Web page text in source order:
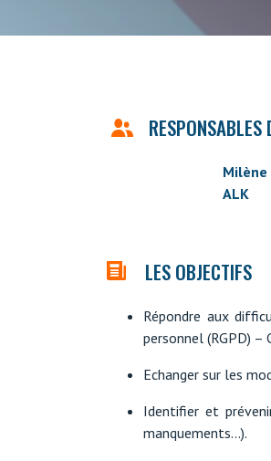
RESPONSABLES
Milène
ALK
LES OBJECTIFS
Répondre aux
personnel (RGPD)
Echanger sur les
Identifier et
manquements…).